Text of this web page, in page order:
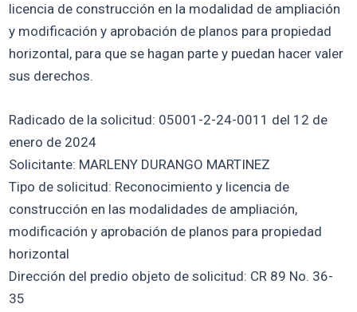
licencia de construcción en la modalidad de ampliación
y modificación y aprobación de planos para propiedad
horizontal, para que se hagan parte y puedan hacer valer
sus derechos.
Radicado de la solicitud: 05001-2-24-0011 del 12 de
enero de 2024
Solicitante: MARLENY DURANGO MARTINEZ
Tipo de solicitud: Reconocimiento y licencia de
construcción en las modalidades de ampliación,
modificación y aprobación de planos para propiedad
horizontal
Dirección del predio objeto de solicitud: CR 89 No. 36-
35